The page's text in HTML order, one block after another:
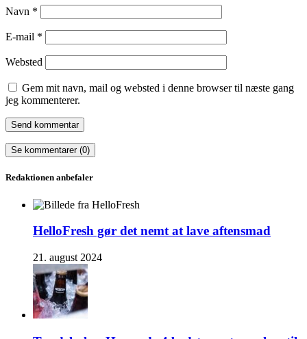
Navn *
E-mail *
Websted
Gem mit navn, mail og websted i denne browser til næste gang
jeg kommenterer.
Se kommentarer (0)
Redaktionen anbefaler
HelloFresh gør det nemt at lave aftensmad
21. august 2024